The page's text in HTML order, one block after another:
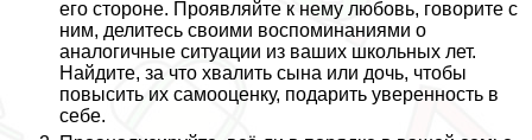
его стороне. Проявляйте к нему любовь, говорите с
ним, делитесь своими воспоминаниями о
аналогичные ситуации из ваших школьных лет.
Найдите, за что хвалить сына или дочь, чтобы
повысить их самооценку, подарить уверенность в
себе.